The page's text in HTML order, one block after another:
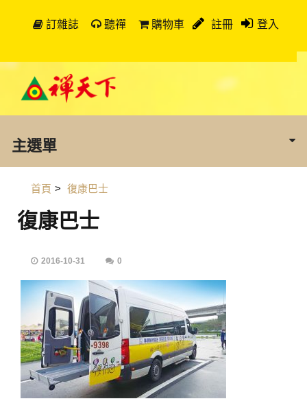
訂雜誌 聽禪 購物車 註冊 登入
主選單
首頁 > 復康巴士
復康巴士
2016-10-31 0